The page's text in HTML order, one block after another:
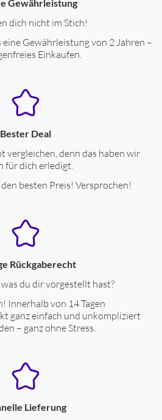
1
Gewährleistung
dich nicht im Stich!
Gewährleistung von 2 Jahren –
Einkaufen.
Bester Deal
vergleichen, denn das haben wir
für dich erledigt.
besten Preis! Versprochen!
Rückgaberecht
du dir vorgestellt hast?
Innerhalb von 14 Tagen
ganz einfach und unkompliziert
– ganz ohne Stress.
Lieferung